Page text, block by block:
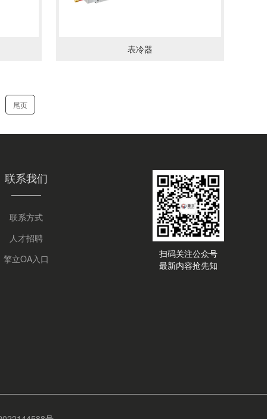
表冷器
尾页
联系我们
联系方式
人才招聘
擎立OA入口
扫码关注公众号
最新内容抢先知